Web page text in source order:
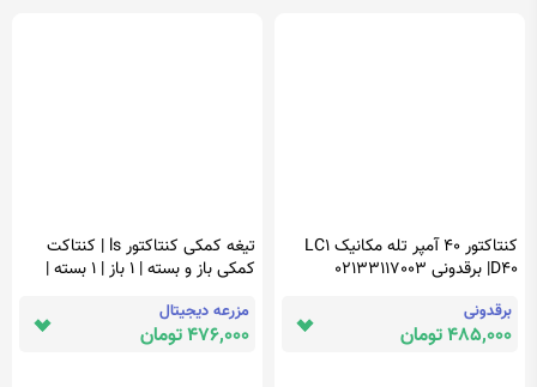
کنتاکتور 40 آمپر تله مکانیک LC1
D40| برقدونی 02133117003
برقدونی
485,000 تومان
تیغه کمکی کنتاکتور ls | کنتاکت
کمکی باز و بسته | 1 باز | 1 بسته |
مزرعه دیجیتال
476,000 تومان